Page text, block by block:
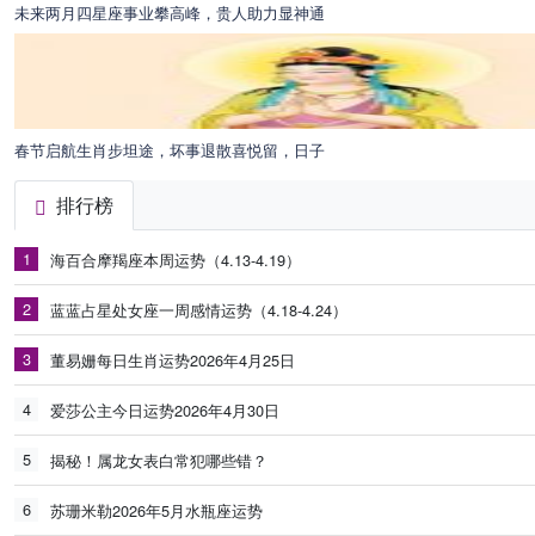
未来两月四星座事业攀高峰，贵人助力显神通
春节启航生肖步坦途，坏事退散喜悦留，日子
排行榜
1 海百合摩羯座本周运势（4.13-4.19）
2 蓝蓝占星处女座一周感情运势（4.18-4.24）
3 董易姗每日生肖运势2026年4月25日
4 爱莎公主今日运势2026年4月30日
5 揭秘！属龙女表白常犯哪些错？
6 苏珊米勒2026年5月水瓶座运势